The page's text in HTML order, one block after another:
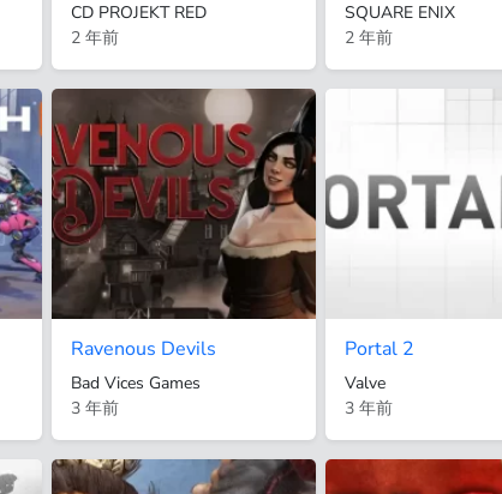
CD PROJEKT RED
2 年前
SQUARE ENIX
2 年前
Ravenous Devils
Bad Vices Games
3 年前
Portal 2
Valve
3 年前